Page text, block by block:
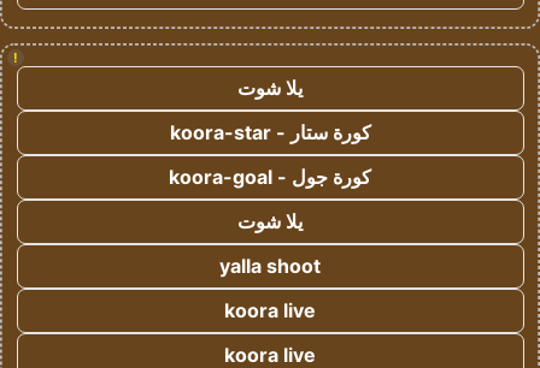
!
يلا شوت
كورة ستار - koora-star
كورة جول - koora-goal
يلا شوت
yalla shoot
koora live
koora live